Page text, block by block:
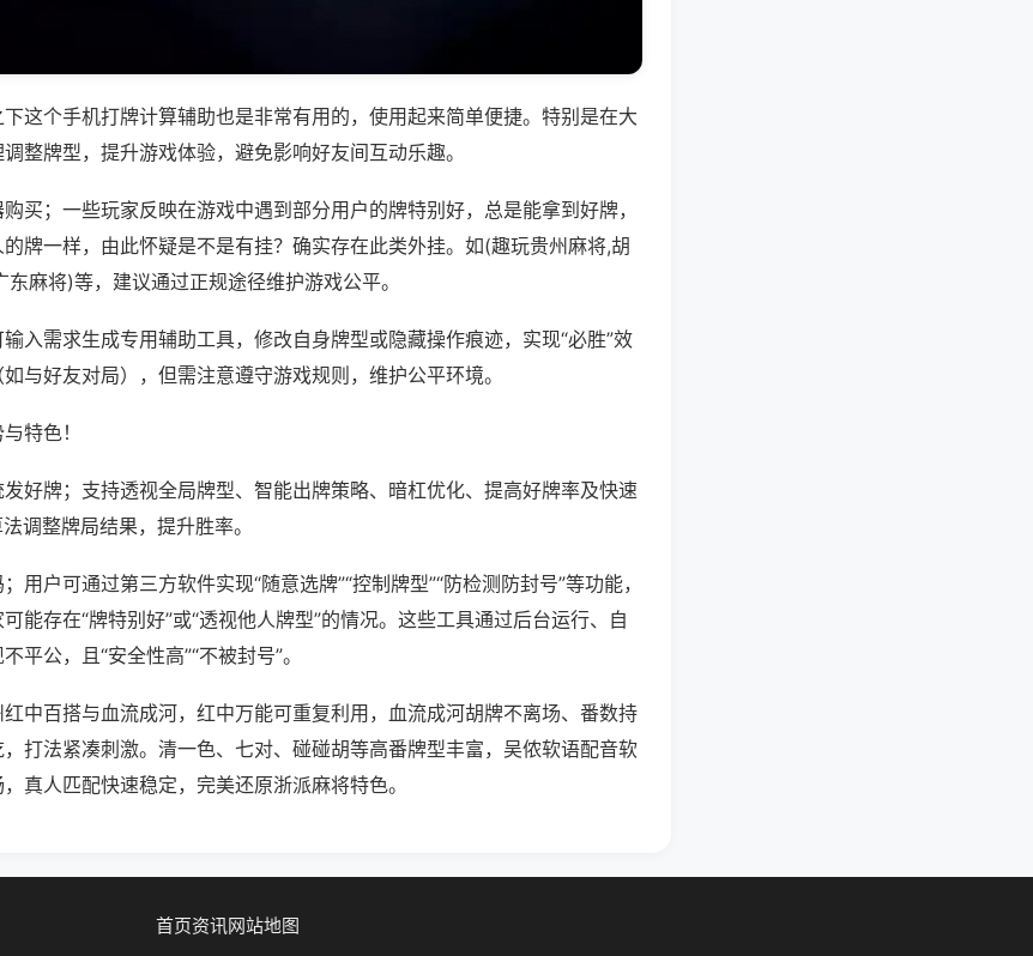
这个手机打牌计算辅助也是非常有用的，使用起来简单便捷。特别是在大
整牌型，提升游戏体验，避免影响好友间互动乐趣。
买；一些玩家反映在游戏中遇到部分用户的牌特别好，总是能拿到好牌，
牌一样，由此怀疑是不是有挂？确实存在此类外挂。如(趣玩贵州麻将,胡
麻将)等，建议通过正规途径维护游戏公平。
入需求生成专用辅助工具，修改自身牌型或隐藏操作痕迹，实现“必胜”效
与好友对局），但需注意遵守游戏规则，维护公平环境。
特色！
好牌；支持透视全局牌型、智能出牌策略、暗杠优化、提高好牌率及快速
调整牌局结果，提升胜率。
用户可通过第三方软件实现“随意选牌”“控制牌型”“防检测防封号”等功能，
能存在“牌特别好”或“透视他人牌型”的情况。这些工具通过后台运行、自
平公，且“安全性高”“不被封号”。
中百搭与血流成河，红中万能可重复利用，血流成河胡牌不离场、番数持
打法紧凑刺激。清一色、七对、碰碰胡等高番牌型丰富，吴侬软语配音软
真人匹配快速稳定，完美还原浙派麻将特色。
首页资讯网站地图